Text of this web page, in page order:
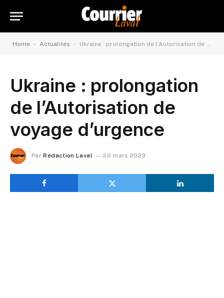
Home - Actualités - Ukraine : prolongation de l’Autorisation de voyage d’urgence
Ukraine : prolongation
de l’Autorisation de
voyage d’urgence
Par Rédaction Laval 26 mars 2023